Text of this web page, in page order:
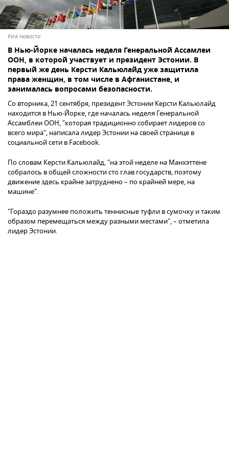
РИА Новости
В Нью-Йорке началась неделя Генеральной Ассамлеи
ООН, в которой участвует и президент Эстонии. В
первый же день Керсти Кальюлайд уже защитила
права женщин, в том числе в Афганистане, и
занималась вопросами безопасности.
Со вторника, 21 сентября, президент Эстонии Керсти Кальюлайд
находится в Нью-Йорке, где началась неделя Генеральной
Ассамблеи ООН, "которая традиционно собирает лидеров со
всего мира", написала лидер Эстонии на своей странице в
социальной сети в Facebook.
По словам Керсти Кальюлайд, "на этой неделе на Манхэттене
собралось в общей сложности сто глав государств, поэтому
движение здесь крайне затруднено – по крайней мере, на
машине".
"Гораздо разумнее положить теннисные туфли в сумочку и таким
образом перемещаться между разными местами", – отметила
лидер Эстонии.